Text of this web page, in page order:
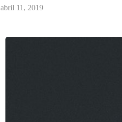
abril 11, 2019